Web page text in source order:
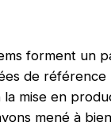
forment
de
mise en
mené à